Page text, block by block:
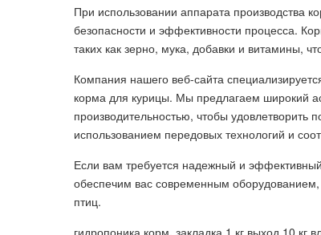
При использовании аппарата производства
безопасности и эффективности процесса.
таких как зерно, мука, добавки и витамины,
Компания нашего веб-сайта
корма для курицы. Мы предлагаем широкий
производительностью, чтобы
использованием передовых технологий и
Если вам требуется надежный и
обеспечим вас современным оборудованием,
птиц.
гидропоника корм. закладка 1 кг выход 10 кг